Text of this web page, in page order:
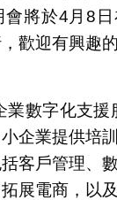
會將於4月8
歡迎有興趣
業數字化支援
企業提供培
客戶管理、
展電商，以